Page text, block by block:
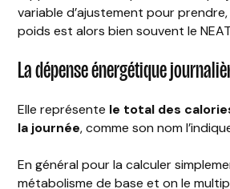
variable d’ajustement pour
poids est alors bien souvent le
La dépense énergétique
Elle représente le total des
la journée, comme son nom
En général pour la calculer
métabolisme de base et on le